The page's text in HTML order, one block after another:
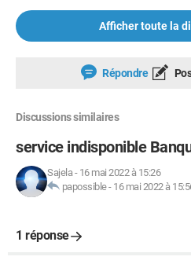
Afficher toute la
Répondre
Discussions similaires
service indisponible
Sajela- 16 mai 2022 à 15:26
papossible- 16 mai 2022 à
1 réponse